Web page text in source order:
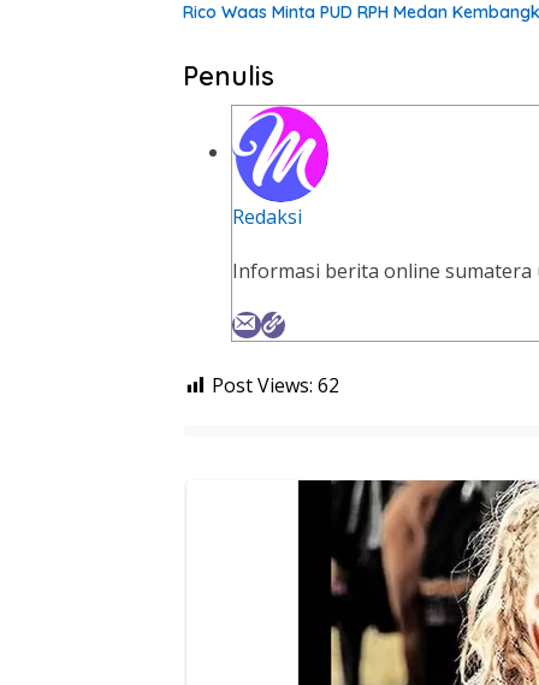
Rico Waas Minta PUD RPH Medan
Penulis
Redaksi
Informasi berita online sumatera
Post Views: 62